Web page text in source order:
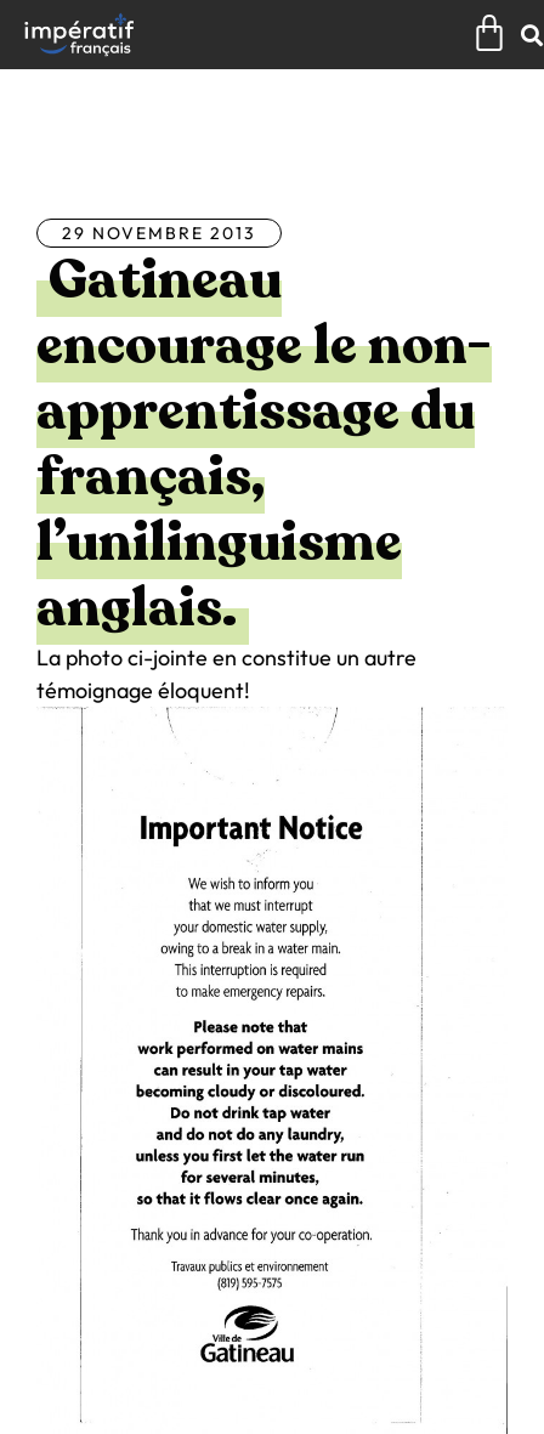
contenu
29 NOVEMBRE 2013
Gatineau
encourage le non-
apprentissage du
français,
l’unilinguisme
anglais.
La photo ci-jointe en constitue un autre
témoignage éloquent!